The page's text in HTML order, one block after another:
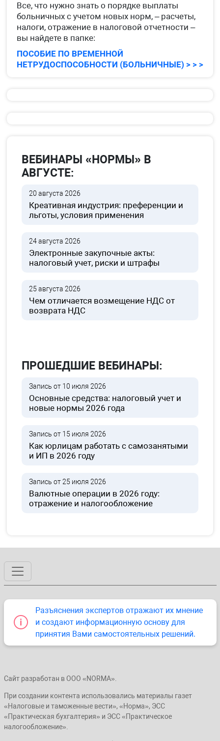
Все, что нужно знать о порядке выплаты
больничных с учетом новых норм, – расчеты,
налоги, отражение в налоговой отчетности –
вы найдете в папке:
ПОСОБИЕ ПО ВРЕМЕННОЙ
НЕТРУДОСПОСОБНОСТИ (БОЛЬНИЧНЫЕ) > > >
ВЕБИНАРЫ «НОРМЫ» В
АВГУСТЕ:
20 августа 2026
Креативная индустрия: преференции и
льготы, условия применения
24 августа 2026
Электронные закупочные акты:
налоговый учет, риски и штрафы
25 августа 2026
Чем отличается возмещение НДС от
возврата НДС
ПРОШЕДШИЕ ВЕБИНАРЫ:
Запись от 10 июля 2026
Основные средства: налоговый учет и
новые нормы 2026 года
Запись от 15 июля 2026
Как юрлицам работать с самозанятыми
и ИП в 2026 году
Запись от 25 июля 2026
Валютные операции в 2026 году:
отражение и налогообложение
Разъяснения экспертов отражают их мнение
и создают информационную основу для
принятия Вами самостоятельных решений.
Сайт разработан в ООО «NORMA».
При создании контента использовались материалы газет
«Налоговые и таможенные вести», «Норма», ЭСС
«Практическая бухгалтерия» и ЭСС «Практическое
налогообложение».